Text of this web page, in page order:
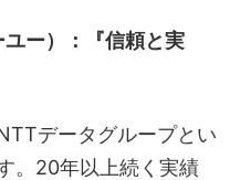
ー）：『信頼と実
データグループとい
。20年以上続く実績